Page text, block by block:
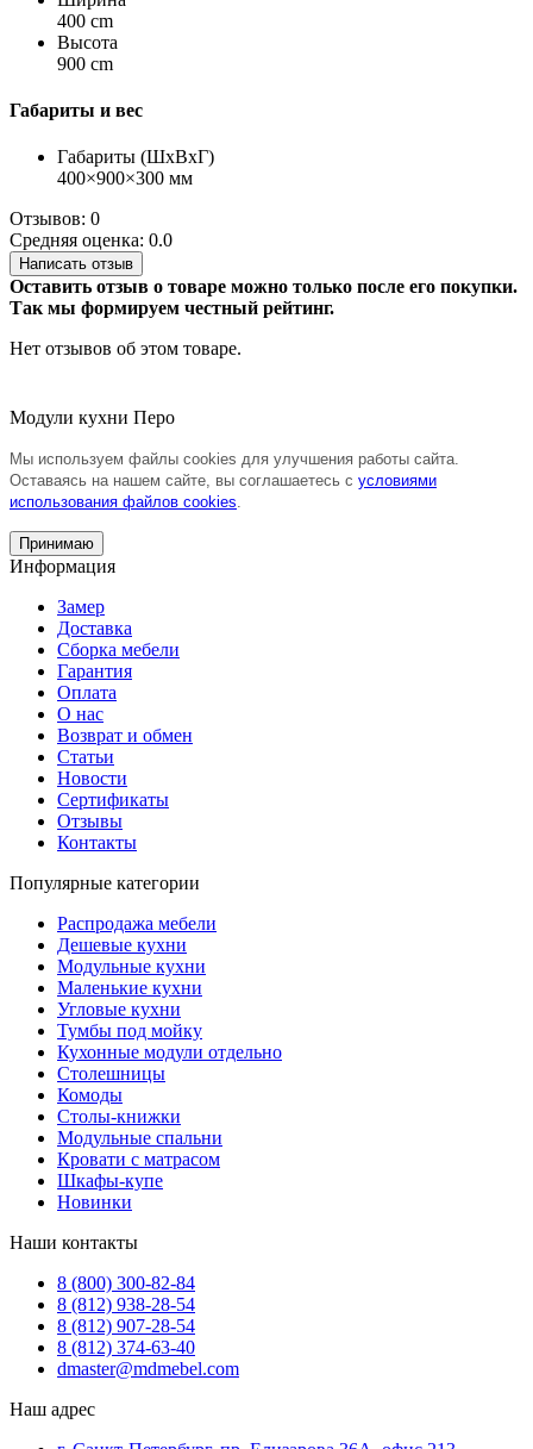
400 cm
Высота
900 cm
Габариты и вес
Габариты (ШхВхГ)
400×900×300 мм
Отзывов: 0
Средняя оценка: 0.0
Написать отзыв
Оставить отзыв о товаре можно только после его покупки.
Так мы формируем честный рейтинг.
Нет отзывов об этом товаре.
Модули кухни Перо
Мы используем файлы cookies для улучшения работы сайта.
Оставаясь на нашем сайте, вы соглашаетесь с условиями
использования файлов cookies.
Принимаю
Информация
Замер
Доставка
Сборка мебели
Гарантия
Оплата
О нас
Возврат и обмен
Статьи
Новости
Сертификаты
Отзывы
Контакты
Популярные категории
Распродажа мебели
Дешевые кухни
Модульные кухни
Маленькие кухни
Угловые кухни
Тумбы под мойку
Кухонные модули отдельно
Столешницы
Комоды
Столы-книжки
Модульные спальни
Кровати с матрасом
Шкафы-купе
Новинки
Наши контакты
8 (800) 300-82-84
8 (812) 938-28-54
8 (812) 907-28-54
8 (812) 374-63-40
dmaster@mdmebel.com
Наш адрес